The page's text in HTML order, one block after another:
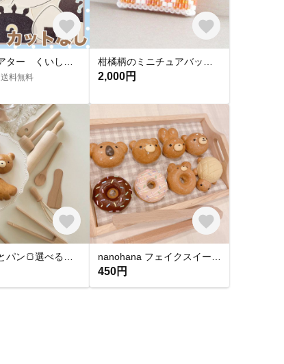
送料無料 2,000円
450円